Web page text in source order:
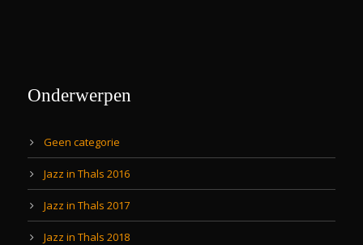
Onderwerpen
Geen categorie
Jazz in Thals 2016
Jazz in Thals 2017
Jazz in Thals 2018